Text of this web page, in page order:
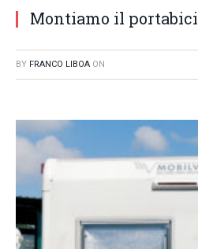
Montiamo il portabici
BY FRANCO LIBOA ON